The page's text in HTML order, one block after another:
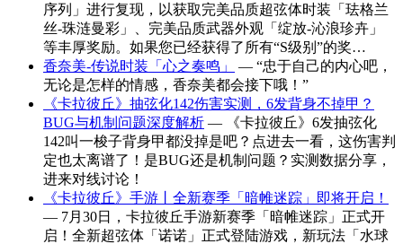
序列」进行复现，以获取完美品质超弦体时装「珐格兰
丝-珠涟曼彩」、完美品质武器外观「绽放-沁浪珍卉」
等丰厚奖励。如果您已经获得了所有“S级别”的奖…
香奈美-传说时装「心之奏鸣」
— “忠于自己的内心吧，
无论是怎样的情感，香奈美都会接下哦！”
《卡拉彼丘》抽弦化142伤害实测，6发背身不掉甲？
BUG与机制问题深度解析 — 《卡拉彼丘》6发抽弦化
142叫一梭子背身甲都没掉是吧？点进去一看，这伤害判
定也太离谱了！是BUG还是机制问题？实测数据分享，
进来对线讨论！
《卡拉彼丘》手游丨全新赛季「暗帷迷踪」即将开启！
— 7月30日，卡拉彼丘手游新赛季「暗帷迷踪」正式开
启！全新超弦体「诺诺」正式登陆游戏，新玩法「水球